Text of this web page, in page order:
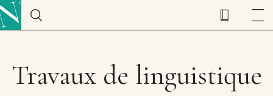
Travaux de linguistique